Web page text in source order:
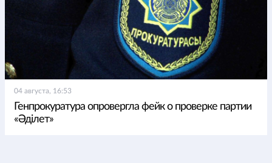
04 августа, 16:53
Генпрокуратура опровергла фейк о проверке партии
«Әділет»